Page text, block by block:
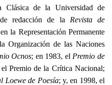
Clásica de la Universidad de
redacción de la Revistade
la Representación Permanente
la Organización de las Naciones
Ocnos; en 1983, el Premio de
el Premio dela Crítica Nacional;
Loewe de Poesía; y, en 1998, el